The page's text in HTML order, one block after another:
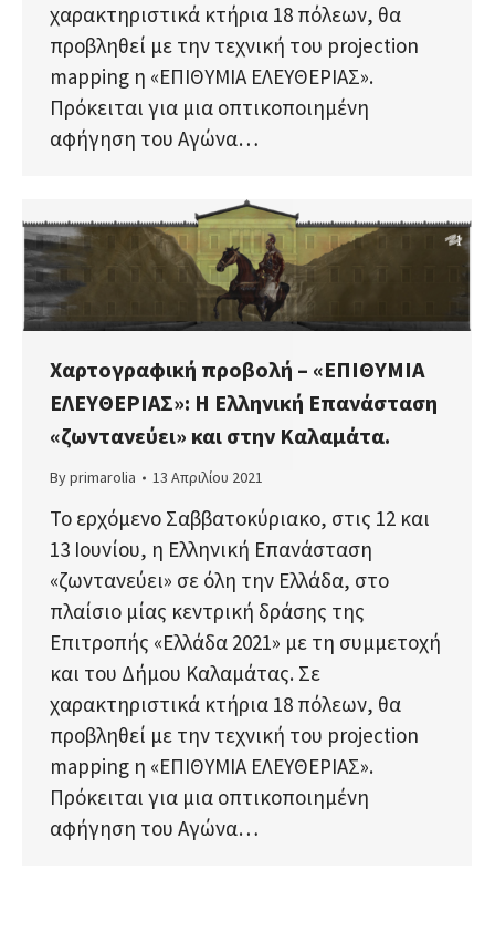
χαρακτηριστικά κτήρια 18 πόλεων, θα
προβληθεί με την τεχνική του projection
mapping η «ΕΠΙΘΥΜΙΑ ΕΛΕΥΘΕΡΙΑΣ».
Πρόκειται για μια οπτικοποιημένη
αφήγηση του Αγώνα…
Χαρτογραφική προβολή – «ΕΠΙΘΥΜΙΑ
ΕΛΕΥΘΕΡΙΑΣ»: Η Ελληνική Επανάσταση
«ζωντανεύει» και στην Καλαμάτα.
Byprimarolia 13 Απριλίου 2021
Το ερχόμενο Σαββατοκύριακο, στις 12 και
13 Ιουνίου, η Ελληνική Επανάσταση
«ζωντανεύει» σε όλη την Ελλάδα, στο
πλαίσιο μίας κεντρική δράσης της
Επιτροπής «Ελλάδα 2021» με τη συμμετοχή
και του Δήμου Καλαμάτας. Σε
χαρακτηριστικά κτήρια 18 πόλεων, θα
προβληθεί με την τεχνική του projection
mapping η «ΕΠΙΘΥΜΙΑ ΕΛΕΥΘΕΡΙΑΣ».
Πρόκειται για μια οπτικοποιημένη
αφήγηση του Αγώνα…